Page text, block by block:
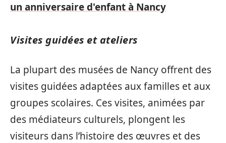
un anniversaire d'enfant à Nancy
Visites guidées et ateliers
La plupart des musées de Nancy offrent des
visites guidées adaptées aux familles et aux
groupes scolaires. Ces visites, animées par
des médiateurs culturels, plongent les
visiteurs dans l’histoire des œuvres et des